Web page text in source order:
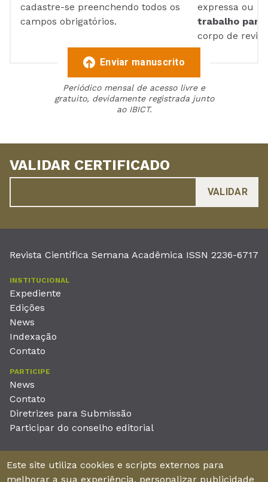
cadastre-se preenchendo todos os
campos obrigatórios.
expressa ou
trabalho para
corpo de
Enviar manuscrito
Periódico mensal de acesso livre e
gratuito, devidamente registrada junto
ao IBICT.
VALIDAR CERTIFICADO
Revista Científica Semana Acadêmica ISSN 2236-6717
INSTITUCIONAL
Expediente
Edições
News
Indexação
Contato
PARTICIPE
News
Contato
Diretrizes para Submissão
Participar do conselho editorial
Unieducar Inteligência Educacional Ltda
Este site utiliza cookies e scripts externos para
melhorar a sua experiência, personalizar publicidade